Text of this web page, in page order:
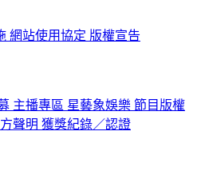
網站使用協定 版權宣告
主播專區 星藝象娛樂 節目版權
聲明 獲獎紀錄／認證